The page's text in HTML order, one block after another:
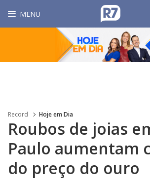
MENU
Record Hoje em Dia
Roubos de joias
Paulo aumentam
do preço do ouro